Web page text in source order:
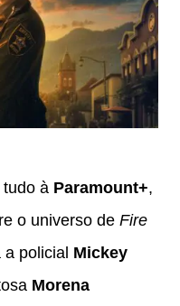
à Paramount+,
o universo de Fire
a policial Mickey
Morena